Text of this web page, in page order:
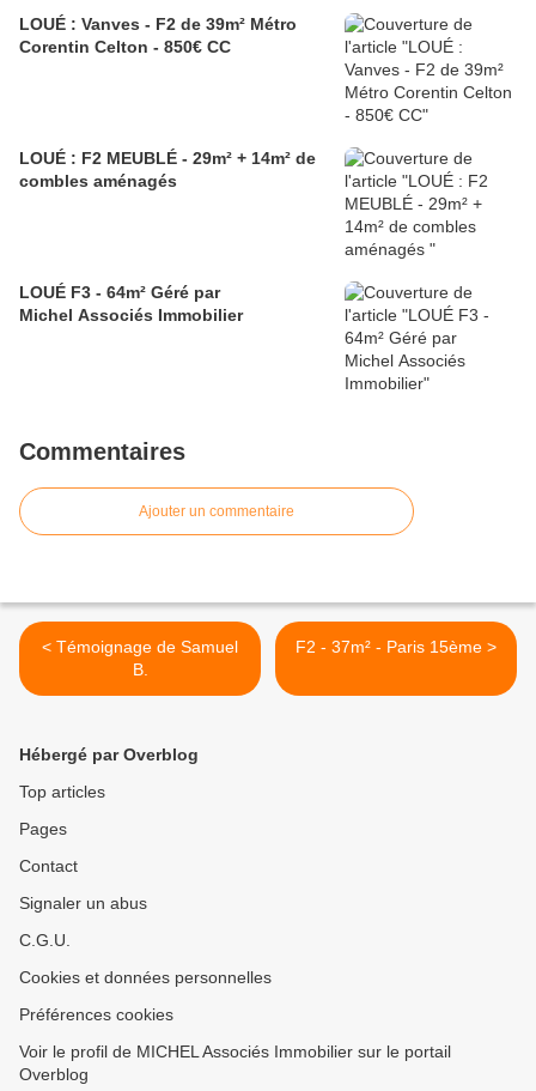
LOUÉ : Vanves - F2 de 39m² Métro
Corentin Celton - 850€ CC
LOUÉ : F2 MEUBLÉ - 29m² + 14m² de
combles aménagés
LOUÉ F3 - 64m² Géré par
Michel Associés Immobilier
Commentaires
Ajouter un commentaire
< Témoignage de Samuel
B.
F2 - 37m² - Paris 15ème >
Hébergé par Overblog
Top articles
Pages
Contact
Signaler un abus
C.G.U.
Cookies et données personnelles
Préférences cookies
Voir le profil de MICHEL Associés Immobilier sur le portail
Overblog